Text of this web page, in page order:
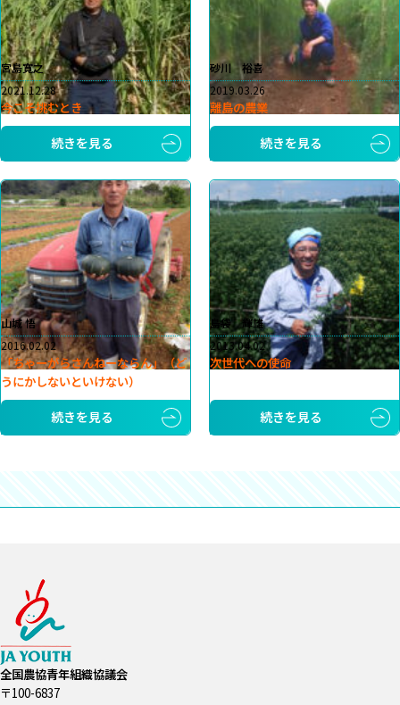
宮島寛之
2021.12.28
今こそ挑むとき
続きを見る
砂川 裕喜
2019.03.26
離島の農業
続きを見る
山城 悟
2016.02.02
「ちゃーがらさんねーならん」（ど
うにかしないといけない）
続きを見る
島袋 輝雄
2013.04.02
次世代への使命
続きを見る
全国農協青年組織協議会
〒100-6837